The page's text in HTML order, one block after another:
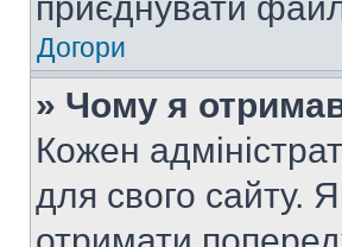
Догори
» Чому я
Кожен
для свого сайту.